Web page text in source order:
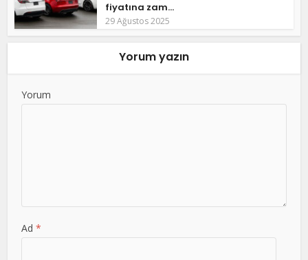
fiyatına zam...
29 Ağustos 2025
Yorum yazın
Yorum
Ad*